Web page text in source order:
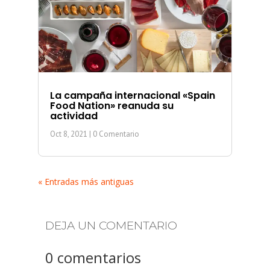
La campaña internacional «Spain
Food Nation» reanuda su
actividad
Oct 8, 2021 | 0 Comentario
« Entradas más antiguas
DEJA UN COMENTARIO
0 comentarios